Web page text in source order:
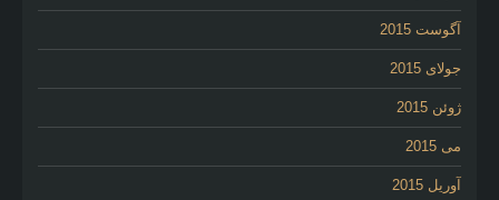
آگوست 2015
جولای 2015
ژوئن 2015
می 2015
آوریل 2015